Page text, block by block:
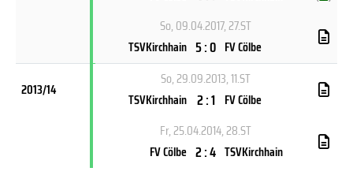
So, 09.04.2017, 27.ST
TSVKirchhain 5 : 0 FV Cölbe
2013/14
So, 29.09.2013, 11.ST
TSVKirchhain 2 : 1 FV Cölbe
Fr, 25.04.2014, 28.ST
FV Cölbe 2 : 4 TSVKirchhain